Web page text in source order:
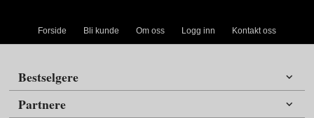
Forside Bli kunde Om oss Logg inn Kontakt oss
Bestselgere
Partnere